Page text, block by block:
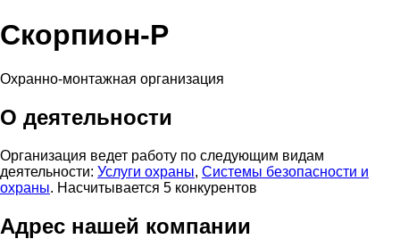
Скорпион-Р
Охранно-монтажная организация
О деятельности
Организация ведет работу по следующим видам
деятельности: Услуги охраны, Системы безопасности и
охраны. Насчитывается 5 конкурентов
Адрес нашей компании